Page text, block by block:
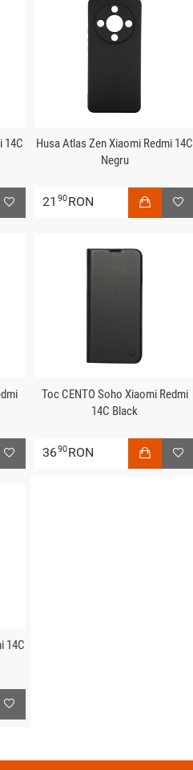
14C
Husa Atlas Zen Xiaomi Redmi 14C
Negru
21 90RON
Toc CENTO Soho Xiaomi Redmi
14C Black
3690RON
14C